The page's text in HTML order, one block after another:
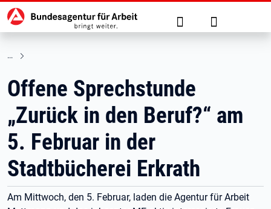
zu den Hauptinhalten springen
Hauptnavigation Suche Anmelden
Offene Sprechstunde
„Zurück in den Beruf?“ am
5. Februar in der
Stadtbücherei Erkrath
Am Mittwoch, den 5. Februar, laden die Agentur für Arbeit